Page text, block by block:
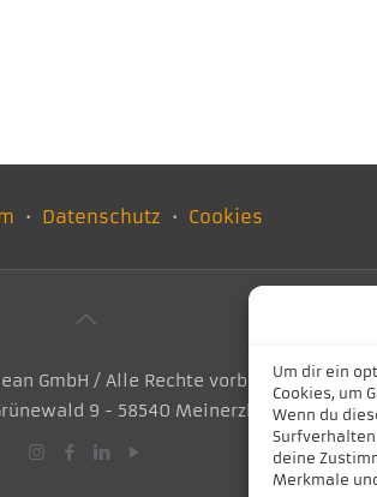
Um dir ein
Cookies, um
Wenn du
deine
Merkmale
・ Datenschutz ・ Cookies
GmbH / Alle Rechte vorbehalten.
9 - 58540 Meinerzhagen